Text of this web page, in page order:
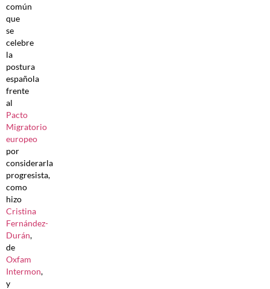
común
que
se
celebre
la
postura
española
frente
al
Pacto
Migratorio
europeo
por
considerarla
progresista,
como
hizo
Cristina
Fernández-
Durán,
de
Oxfam
Intermon,
y